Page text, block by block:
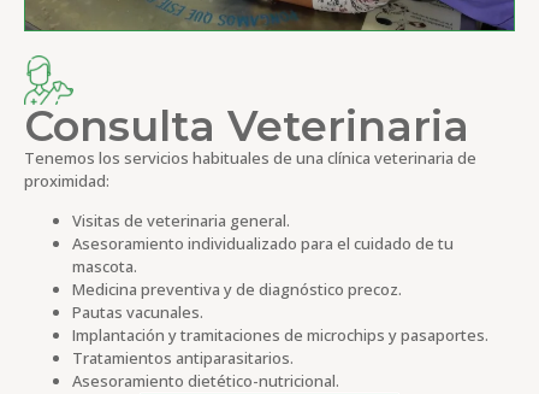
Consulta Veterinaria
Tenemos los servicios habituales de una clínica veterinaria de
proximidad:
Visitas de veterinaria general.
Asesoramiento individualizado para el cuidado de tu
mascota.
Medicina preventiva y de diagnóstico precoz.
Pautas vacunales.
Implantación y tramitaciones de microchips y pasaportes.
Tratamientos antiparasitarios.
Asesoramiento dietético-nutricional.